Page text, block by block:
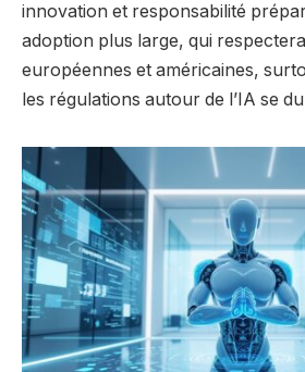
innovation et responsabilité
adoption plus large, qui
européennes et américaines,
les régulations autour de l’IA se